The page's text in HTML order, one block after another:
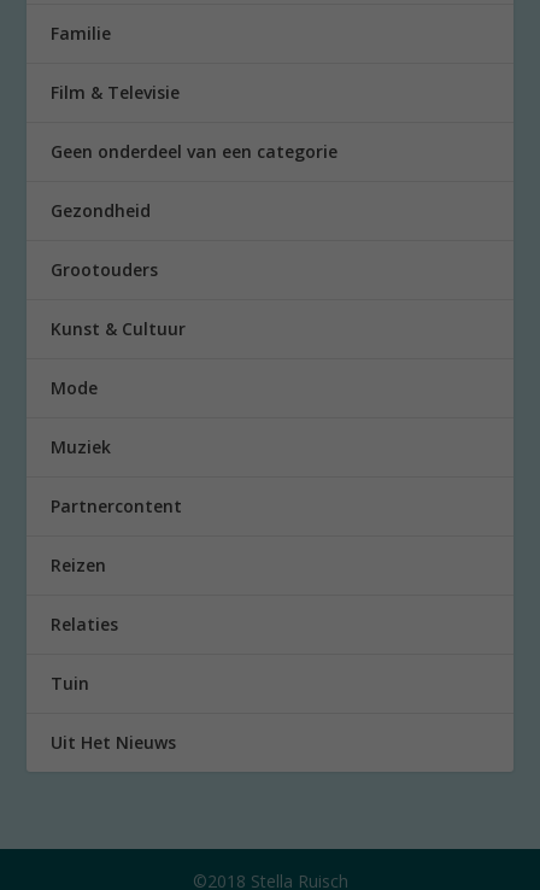
Familie
Film & Televisie
Geen onderdeel van een categorie
Gezondheid
Grootouders
Kunst & Cultuur
Mode
Muziek
Partnercontent
Reizen
Relaties
Tuin
Uit Het Nieuws
©2018 Stella Ruisch